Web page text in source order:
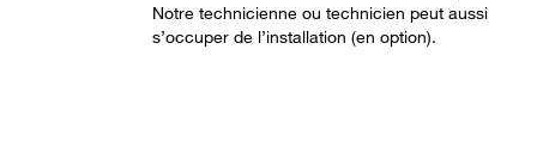
Notre technicienne ou technicien peut aussi
s’occuper de l’installation (en option).